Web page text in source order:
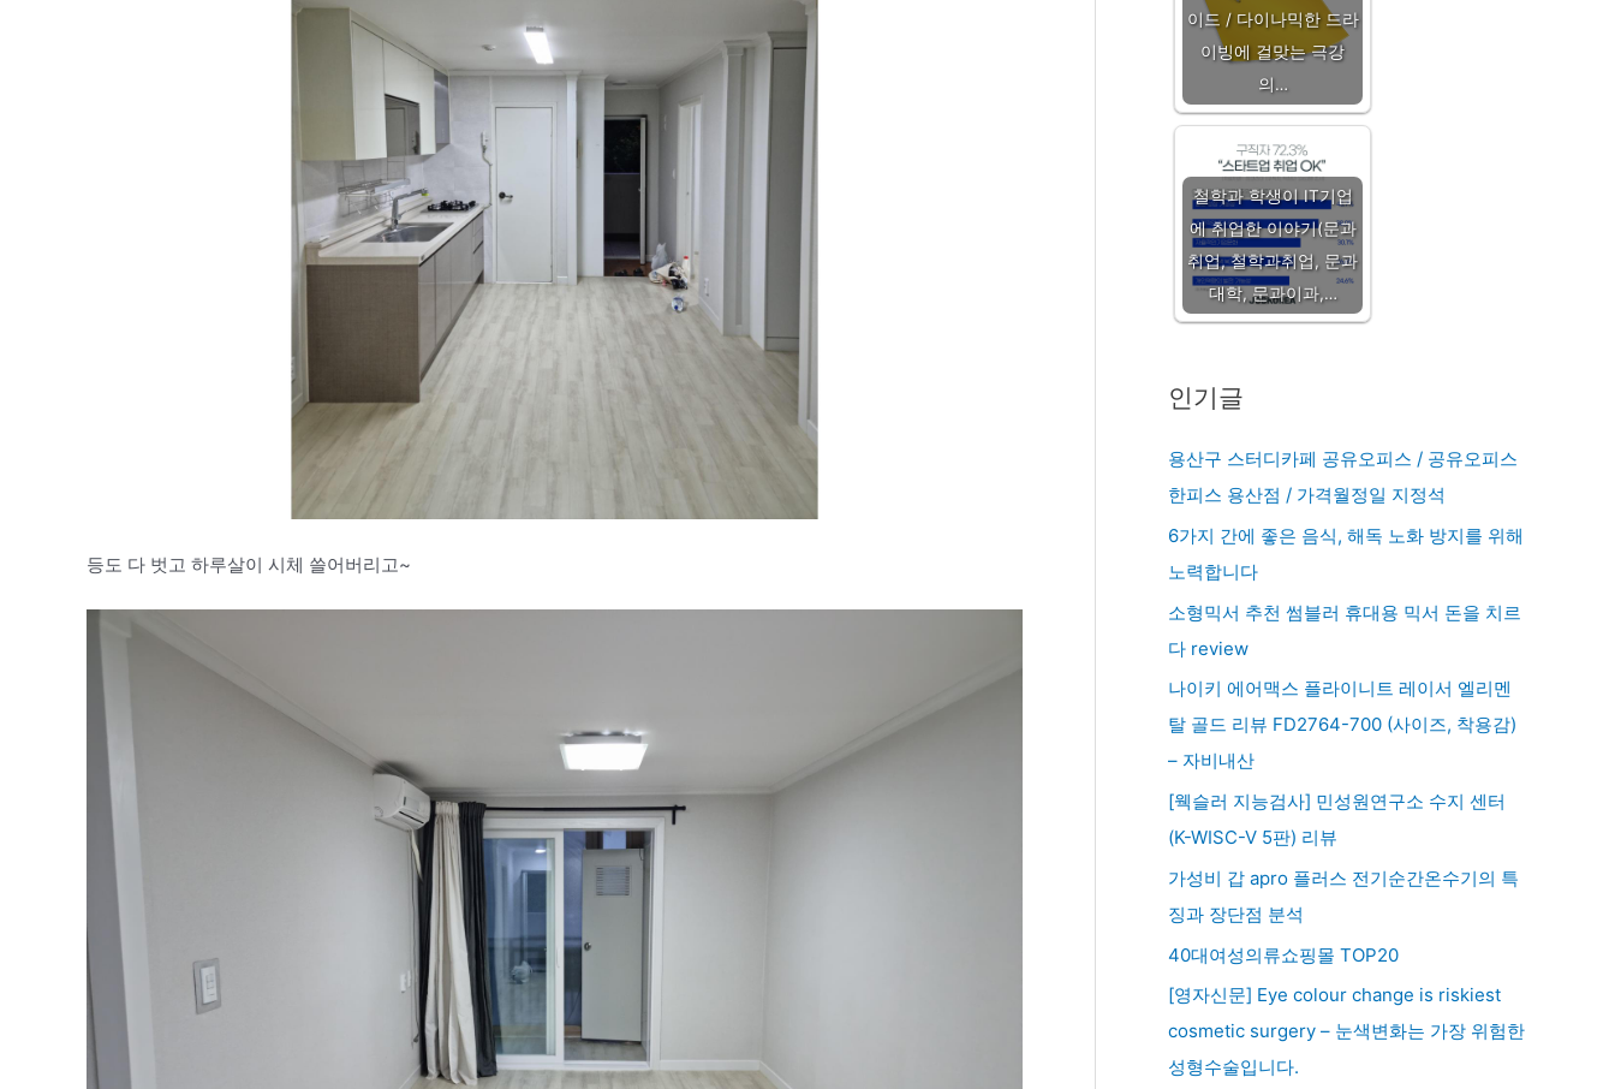
등도 다 벗고 하루살이 시체 쓸어버리고~
이드 / 다이나믹한 드라
이빙에 걸맞는 극강
의…
철학과 학생이 IT기업
에 취업한 이야기(문과
취업, 철학과취업, 문과
대학, 문과이과,…
인기글
용산구 스터디카페 공유오피스 / 공유오피스
한피스 용산점 / 가격월정일 지정석
6가지 간에 좋은 음식, 해독 노화 방지를 위해
노력합니다
소형믹서 추천 썸블러 휴대용 믹서 돈을 치르
다 review
나이키 에어맥스 플라이니트 레이서 엘리멘
탈 골드 리뷰 FD2764-700 (사이즈, 착용감)
– 자비내산
[웩슬러 지능검사] 민성원연구소 수지 센터
(K-WISC-V 5판) 리뷰
가성비 갑 apro 플러스 전기순간온수기의 특
징과 장단점 분석
40대여성의류쇼핑몰 TOP20
[영자신문] Eye colour change is riskiest
cosmetic surgery – 눈색변화는 가장 위험한
성형수술입니다.